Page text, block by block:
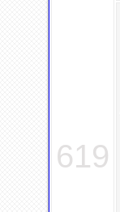
619